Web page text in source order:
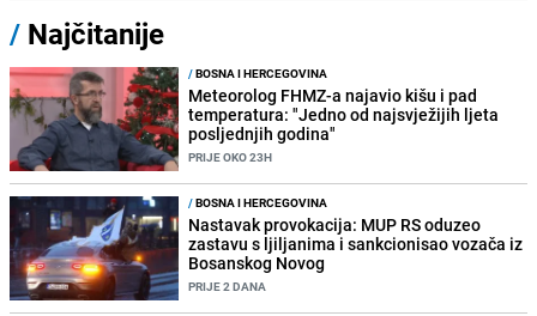
/ Najčitanije
/BOSNA I HERCEGOVINA
Meteorolog FHMZ-a najavio kišu i pad
temperatura: "Jedno od najsvježijih ljeta
posljednjih godina"
PRIJE OKO 23H
/BOSNA I HERCEGOVINA
Nastavak provokacija: MUP RS oduzeo
zastavu s ljiljanima i sankcionisao vozača iz
Bosanskog Novog
PRIJE 2 DANA